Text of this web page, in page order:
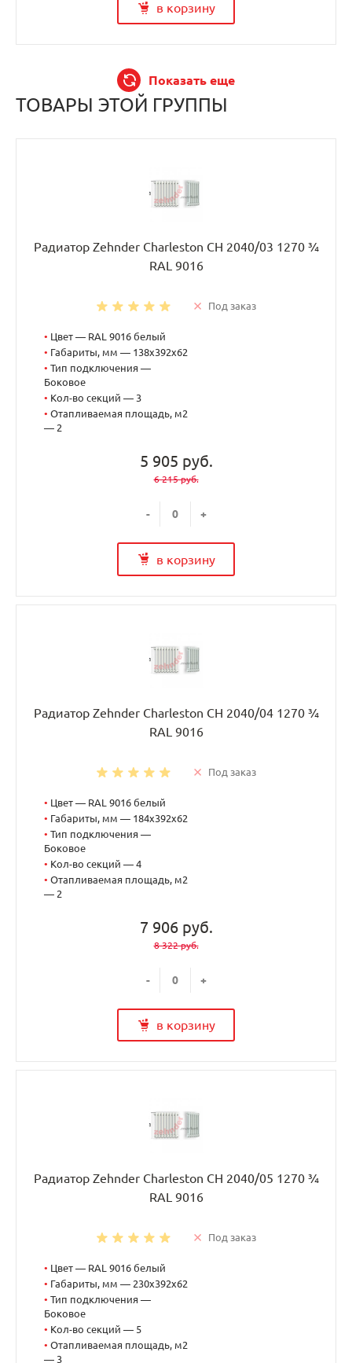
в корзину
Показать еще
ТОВАРЫ ЭТОЙ ГРУППЫ
Радиатор Zehnder Charleston CH 2040/03 1270 ¾
RAL 9016
Под заказ
• Цвет — RAL 9016 белый
• Габариты, мм — 138x392x62
• Тип подключения —
Боковое
• Кол-во секций — 3
• Отапливаемая площадь, м2
— 2
5 905 руб.
6 215 руб.
- +
в корзину
Радиатор Zehnder Charleston CH 2040/04 1270 ¾
RAL 9016
Под заказ
• Цвет — RAL 9016 белый
• Габариты, мм — 184x392x62
• Тип подключения —
Боковое
• Кол-во секций — 4
• Отапливаемая площадь, м2
— 2
7 906 руб.
8 322 руб.
- +
в корзину
Радиатор Zehnder Charleston CH 2040/05 1270 ¾
RAL 9016
Под заказ
• Цвет — RAL 9016 белый
• Габариты, мм — 230x392x62
• Тип подключения —
Боковое
• Кол-во секций — 5
• Отапливаемая площадь, м2
— 3